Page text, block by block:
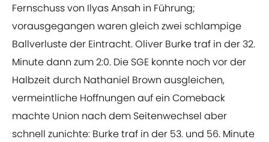
Fernschuss von Ilyas Ansah in Führung;
vorausgegangen waren gleich zwei schlampige
Ballverluste der Eintracht. Oliver Burke traf in der 32.
Minute dann zum 2:0. Die SGE konnte noch vor der
Halbzeit durch Nathaniel Brown ausgleichen,
vermeintliche Hoffnungen auf ein Comeback
machte Union nach dem Seitenwechsel aber
schnell zunichte: Burke traf in der 53. und 56. Minute